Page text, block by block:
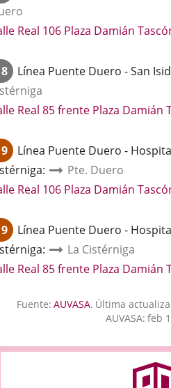
Real 106 Plaza Damián
Línea Puente Duero - San
Real 85 frente Plaza Damián
Línea Puente Duero -
:
Pte. Duero
Real 106 Plaza Damián
Línea Puente Duero -
:
La Cistérniga
Real 85 frente Plaza Damián
Fuente: AUVASA. Última
AUVASA: feb